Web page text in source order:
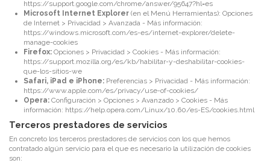
https://support.google.com/chrome/answer/95647?hl=es
Microsoft Internet Explorer (en el Menú Herramientas): Opciones
de Internet > Privacidad > Avanzada - Más información:
https://windows.microsoft.com/es-es/internet-explorer/delete-
manage-cookies
Firefox: Opciones > Privacidad > Cookies - Más información:
https://support.mozilla.org/es/kb/habilitar-y-deshabilitar-cookies-
que-los-sitios-we
Safari, iPad e iPhone: Preferencias > Privacidad - Más información:
https://www.apple.com/es/privacy/use-of-cookies/
Opera: Configuración > Opciones > Avanzado > Cookies - Más
información: https://help.opera.com/Linux/10.60/es-ES/cookies.html
Terceros prestadores de servicios
En concreto los terceros prestadores de servicios con los que hemos
contratado algún servicio para el que es necesario la utilización de cookies
son: